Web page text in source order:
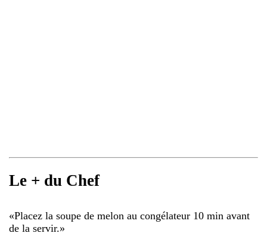
Le + du Chef
«Placez la soupe de melon au congélateur 10 min avant
de la servir.»